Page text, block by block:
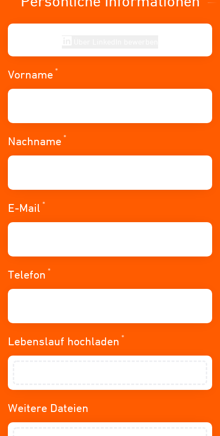
Vorname *
Nachname *
E-Mail *
Telefon *
Lebenslauf hochladen *
Weitere Dateien